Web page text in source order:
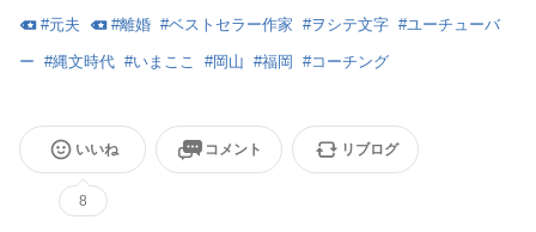
#元夫 #離婚 #ベストセラー作家 #ヲシテ文字 #ユーチューバ
ー #縄文時代 #いまここ #岡山 #福岡 #コーチング
いいね
8
コメント リブログ